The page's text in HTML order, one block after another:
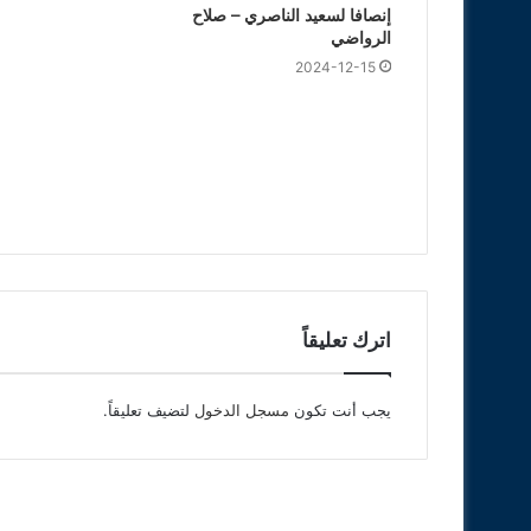
إنصافا لسعيد الناصري – صلاح
الرواضي
2024-12-15
اترك تعليقاً
يجب أنت تكون مسجل الدخول لتضيف تعليقاً.